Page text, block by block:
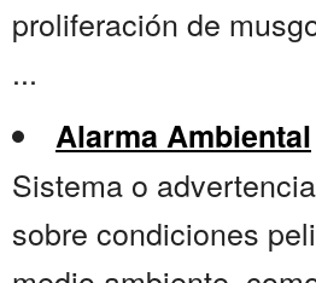
proliferación de
...
Alarma Ambiental
Sistema o
sobre condiciones